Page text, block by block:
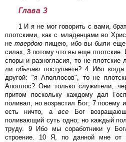
Глава 3
1 И я не мог говорить с вами,
плотскими, как с младенцами во
не твердою пищею, ибо вы были еще
силах, 3 потому что вы еще плотские.
споры и разногласия, то не
ли обычаю поступаете? 4 Ибо
другой: "я Аполлосов", то не
Аполлос? Они только служители,
притом поскольку каждому дал
поливал, но возрастил Бог; 7
есть ничто, а все Бог
поливающий суть одно; но каждый
труду. 9 Ибо мы соработники у
строение. 10 Я, по данной мне от